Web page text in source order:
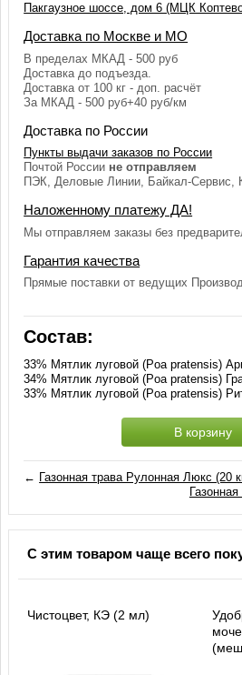
Пакгаузное шоссе, дом 6 (МЦК
Доставка по Москве и МО
В пределах МКАД - 500 руб
Доставка до подъезда.
Доставка от 100 кг - доп. расчёт
За МКАД - 500 руб+40 руб/км
Доставка по России
Пункты выдачи заказов по России
Почтой России не отправляем
ПЭК, Деловые Линии, Байкал-Сервис,
Наложенному платежу ДА!
Мы отправляем заказы без
Гарантия качества
Прямые поставки от ведущих
Состав:
33% Мятлик луговой (Poa pratensis)
34% Мятлик луговой (Poa pratensis)
33% Мятлик луговой (Poa pratensis)
В корзину
← Газонная трава Рулонная Люкс (20
С этим товаром чаще всего
Чистоцвет, КЭ (2 мл)